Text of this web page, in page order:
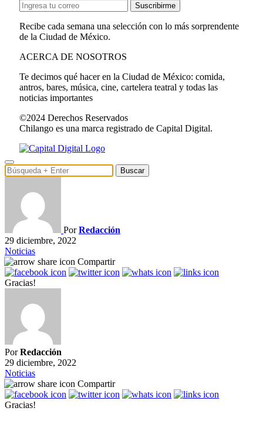
Suscribirme
Recibe cada semana una selección con lo más sorprendente
de la Ciudad de México.
ACERCA DE NOSOTROS
Te decimos qué hacer en la Ciudad de México: comida,
antros, bares, música, cine, cartelera teatral y todas las
noticias importantes
©2024 Derechos Reservados
Chilango es una marca registrado de Capital Digital.
Buscar
PorRedacción
29 diciembre, 2022
Noticias
Compartir
Gracias!
PorRedacción
29 diciembre, 2022
Noticias
Compartir
Gracias!